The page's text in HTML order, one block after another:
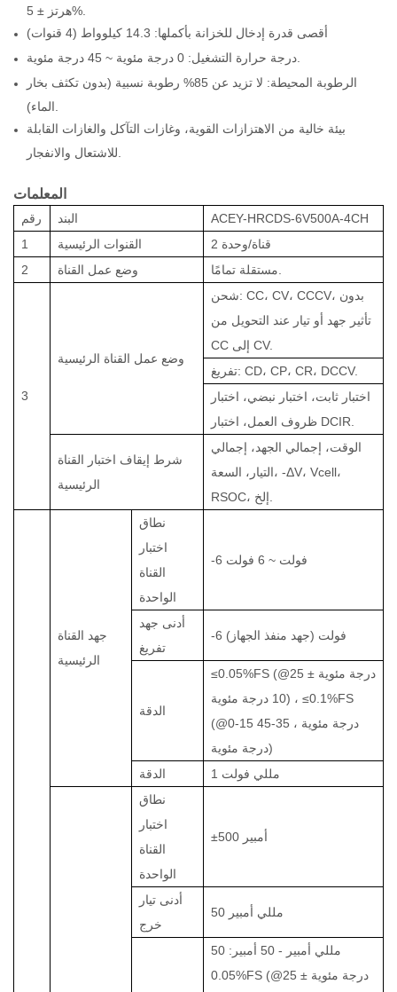
هرتز ± 5%.
أقصى قدرة إدخال للخزانة بأكملها: 14.3 كيلوواط (4 قنوات)
درجة حرارة التشغيل: 0 درجة مئوية ~ 45 درجة مئوية.
الرطوبة المحيطة: لا تزيد عن 85% رطوبة نسبية (بدون تكثف بخار
بيئة خالية من الاهتزازات القوية، وغازات التآكل والغازات القابلة
المعلمات
رقم البند
ACEY-HRCDS-6V500A-4CH
1
القنوات الرئيسية
2 قناة/وحدة
2
وضع عمل القناة مستقلة تمامًا.
3
وضع عمل القناة الرئيسية
شحن: CC، CV، CCCV، بدون
تأثير جهد أو تيار عند التحويل من
CC إلى CV.
تفريغ: CD، CP، CR، DCCV.
اختبار ثابت، اختبار نبضي، اختبار
ظروف العمل، اختبار DCIR.
شرط إيقاف اختبار القناة
الرئيسية
الوقت، إجمالي الجهد، إجمالي
التيار، السعة، -ΔV، Vcell،
RSOC، إلخ.
جهد القناة
الرئيسية
نطاق
اختبار
القناة
الواحدة
-6 فولت ~ 6 فولت
أدنى جهد
تفريغ
-6 فولت (جهد منفذ الجهاز)
الدقة
≤0.05%FS (@25 درجة مئوية ±
10 درجة مئوية) ، ≤0.1%FS
(@0-15 درجة مئوية ، 35-45
درجة مئوية)
الدقة
1 مللي فولت
نطاق
اختبار
القناة
الواحدة
±500 أمبير
أدنى تيار
خرج
50 مللي أمبير
50 مللي أمبير - 50 أمبير:
0.05%FS (@25 درجة مئوية ±